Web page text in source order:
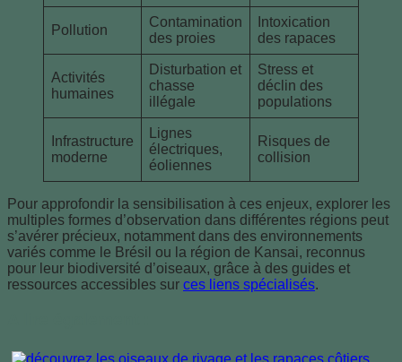
Pollution
Contamination
des proies
Intoxication
des rapaces
Activités
humaines
Disturbation et
chasse
illégale
Stress et
déclin des
populations
Infrastructure
moderne
Lignes
électriques,
éoliennes
Risques de
collision
Pour approfondir la sensibilisation à ces enjeux, explorer les
multiples formes d’observation dans différentes régions peut
s’avérer précieux, notamment dans des environnements
variés comme le Brésil ou la région de Kansai, reconnus
pour leur biodiversité d’oiseaux, grâce à des guides et
ressources accessibles sur ces liens spécialisés.